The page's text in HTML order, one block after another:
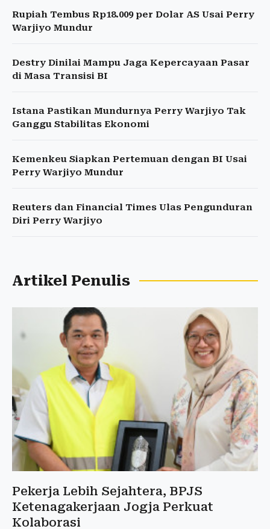
Rupiah Tembus Rp18.009 per Dolar AS Usai Perry
Warjiyo Mundur
Destry Dinilai Mampu Jaga Kepercayaan Pasar
di Masa Transisi BI
Istana Pastikan Mundurnya Perry Warjiyo Tak
Ganggu Stabilitas Ekonomi
Kemenkeu Siapkan Pertemuan dengan BI Usai
Perry Warjiyo Mundur
Reuters dan Financial Times Ulas Pengunduran
Diri Perry Warjiyo
Artikel Penulis
Pekerja Lebih Sejahtera, BPJS
Ketenagakerjaan Jogja Perkuat
Kolaborasi